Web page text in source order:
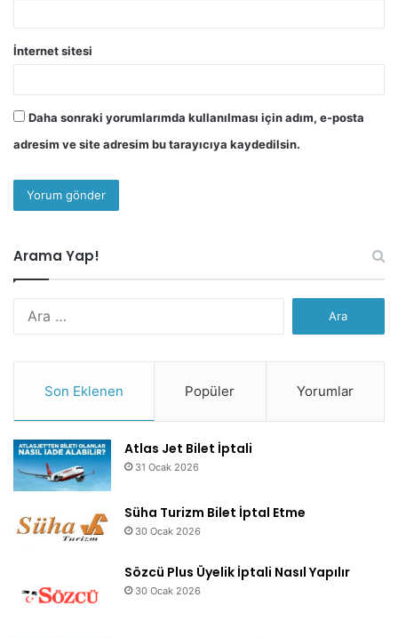
İnternet sitesi
Daha sonraki yorumlarımda kullanılması için adım, e-posta
adresim ve site adresim bu tarayıcıya kaydedilsin.
Arama Yap!
Son Eklenen Popüler Yorumlar
Atlas Jet Bilet İptali
31 Ocak 2026
Süha Turizm Bilet İptal Etme
30 Ocak 2026
Sözcü Plus Üyelik İptali Nasıl Yapılır
30 Ocak 2026